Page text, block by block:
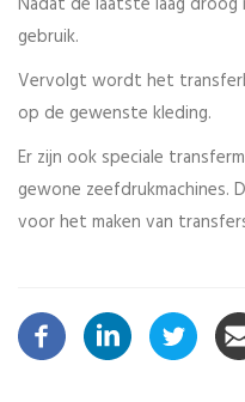
gebruik.
Vervolgt wordt het
op de gewenste kleding.
Er zijn ook speciale
gewone zeefdrukmachines.
voor het maken van